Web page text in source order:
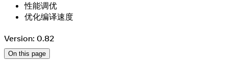
性能调优
优化编译速度
Version: 0.82
On this page